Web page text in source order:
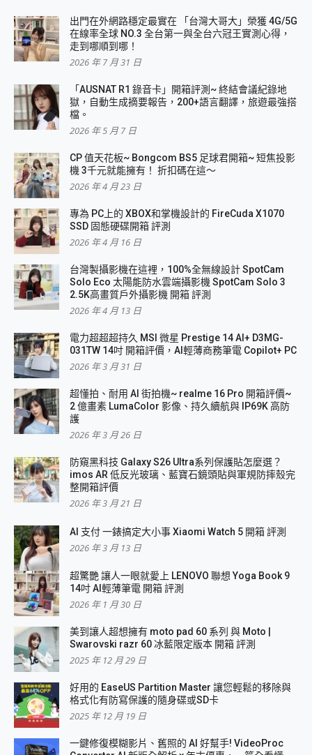
出門在外網路穩定最實在 「台灣大哥大」榮獲 4G/5G
在線率全球 NO.3 全台第一與全台六冠王實測心得，
走到哪順到哪！
2026 年 7 月 31 日
「AUSNAT R1 錄音卡」開箱評測~ 終結會議紀錄地
獄，自動生成摘要報告，200+語言翻譯，旅遊最強搭
檔。
2026 年 5 月 7 日
CP 值天花板~ Bongcom BS5 足球君開箱~ 短焦投影
機 3千元就能擁有！ 折扣碼在這～
2026 年 4 月 23 日
專為 PC上的 XBOX和掌機設計的 FireCuda X1070
SSD 固態硬碟開箱 評測
2026 年 4 月 16 日
台灣製攝影機在這裡，100%全無線設計 SpotCam
Solo Eco 太陽能防水雲端攝影機 SpotCam Solo 3
2.5K高畫質戶外攝影機 開箱 評測
2026 年 4 月 13 日
電力超超超持久 MSI 微星 Prestige 14 AI+ D3MG-
031TW 14吋 開箱評價，AI輕薄商務筆電 Copilot+ PC
2026 年 3 月 31 日
超懂拍、耐用 AI 街拍機~ realme 16 Pro 開箱評價~
2 億畫素 LumaColor 影像、持久續航與 IP69K 高防
護
2026 年 3 月 26 日
防窺黑科技 Galaxy S26 Ultra系列保護貼怎麼選？
imos AR 低反光玻璃、藍寶石鏡頭貼與軍規防摔殼完
整開箱評價
2026 年 3 月 21 日
AI 支付 一錶搞定大小事 Xiaomi Watch 5 開箱 評測
2026 年 3 月 13 日
超驚艷 讓人一眼就愛上 LENOVO 聯想 Yoga Book 9
14吋 AI輕薄筆電 開箱 評測
2026 年 1 月 30 日
美到讓人超想擁有 moto pad 60 系列 與 Moto |
Swarovski razr 60 冰藍限定版本 開箱 評測
2025 年 12 月 29 日
好用的 EaseUS Partition Master 讓您輕鬆的移除與
格式化有防寫保護的隨身碟或SD卡
2025 年 12 月 19 日
一鍵修復模糊影片、舊照的 AI 好幫手! VideoProc